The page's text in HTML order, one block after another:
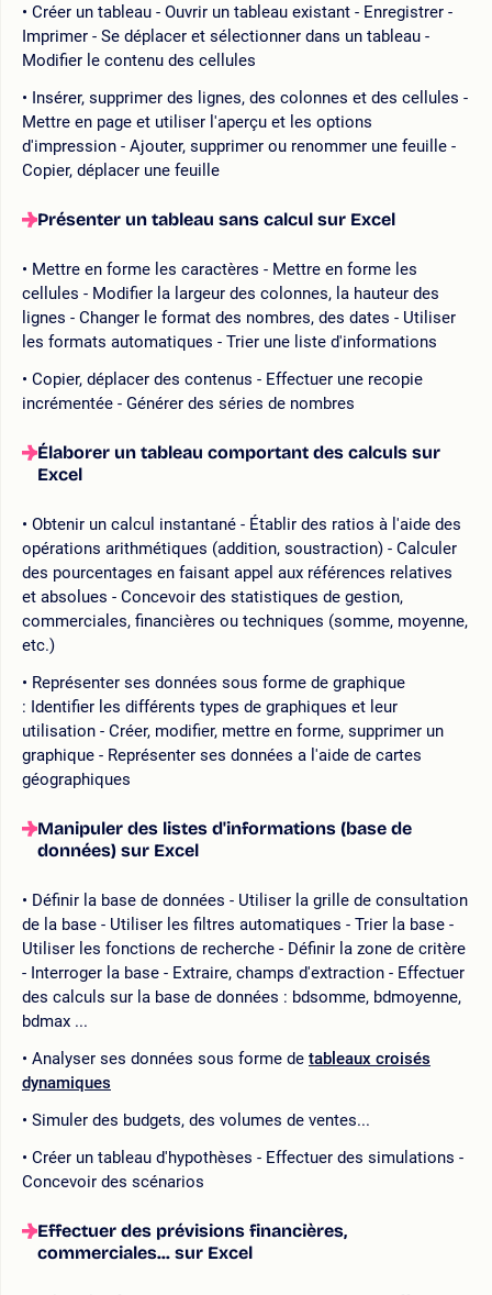
Créer un tableau - Ouvrir un tableau existant - Enregistrer -
Imprimer - Se déplacer et sélectionner dans un tableau -
Modifier le contenu des cellules
Insérer, supprimer des lignes, des colonnes et des cellules -
Mettre en page et utiliser l'aperçu et les options
d'impression - Ajouter, supprimer ou renommer une feuille -
Copier, déplacer une feuille
Présenter un tableau sans calcul sur Excel
Mettre en forme les caractères - Mettre en forme les
cellules - Modifier la largeur des colonnes, la hauteur des
lignes - Changer le format des nombres, des dates - Utiliser
les formats automatiques - Trier une liste d'informations
Copier, déplacer des contenus - Effectuer une recopie
incrémentée - Générer des séries de nombres
Élaborer un tableau comportant des calculs sur
Excel
Obtenir un calcul instantané - Établir des ratios à l'aide des
opérations arithmétiques (addition, soustraction) - Calculer
des pourcentages en faisant appel aux références relatives
et absolues - Concevoir des statistiques de gestion,
commerciales, financières ou techniques (somme, moyenne,
etc.)
Représenter ses données sous forme de graphique
: Identifier les différents types de graphiques et leur
utilisation - Créer, modifier, mettre en forme, supprimer un
graphique - Représenter ses données a l'aide de cartes
géographiques
Manipuler des listes d'informations (base de
données) sur Excel
Définir la base de données - Utiliser la grille de consultation
de la base - Utiliser les filtres automatiques - Trier la base -
Utiliser les fonctions de recherche - Définir la zone de critère
- Interroger la base - Extraire, champs d'extraction - Effectuer
des calculs sur la base de données : bdsomme, bdmoyenne,
bdmax ...
Analyser ses données sous forme de tableaux croisés
dynamiques
Simuler des budgets, des volumes de ventes...
Créer un tableau d'hypothèses - Effectuer des simulations -
Concevoir des scénarios
Effectuer des prévisions financières,
commerciales... sur Excel